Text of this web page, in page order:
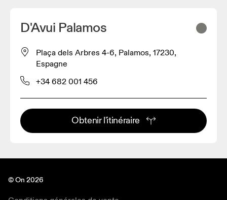
D'Avui Palamos
Plaça dels Arbres 4-6, Palamos, 17230,
Espagne
+34 682 001 456
Obtenir l'itinéraire
© On 2026